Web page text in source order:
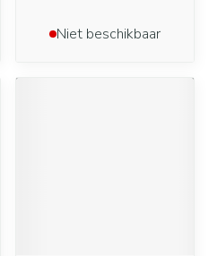
Niet beschikbaar